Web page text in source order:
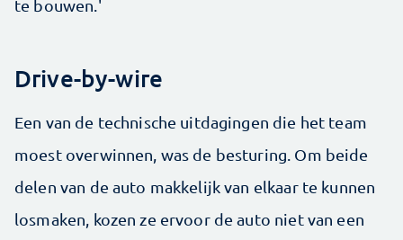
te bouwen.'
Drive-by-wire
Een van de technische uitdagingen die het team
moest overwinnen, was de besturing. Om beide
delen van de auto makkelijk van elkaar te kunnen
losmaken, kozen ze ervoor de auto niet van een